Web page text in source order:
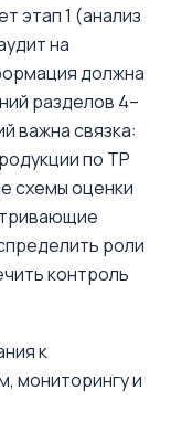
этап 1 (анализ
на
должна
разделов 4–
важна связка:
по ТР
схемы оценки
роли
контроль
к
мониторингу и